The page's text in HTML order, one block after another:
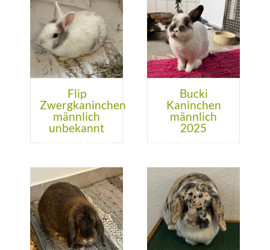
INFOS +
KONTAKT
BMT +
Flip
Zwergkaninchen
männlich
unbekannt
Bucki
Kaninchen
männlich
2025